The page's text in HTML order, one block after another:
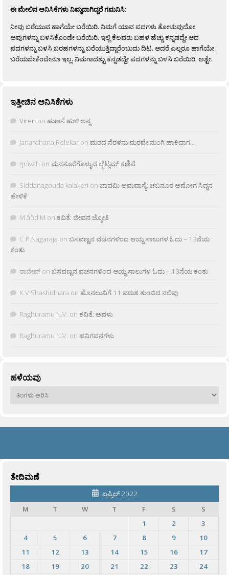
ಈ ಮೇಲಿನ ಅನಿಸಿಕೆಗಳು ನಿಮ್ಮದಾಗಿದ್ದರೆ ಗಮನಿಸಿ:
ನೀವು ಬರೆಯುವ ಹಾಗೆಯೇ ಬರೆಯಿರಿ. ನಿಮಗೆ ಯಾವ ಪದಗಳು ತೋಚುವುದೋ
ಅವುಗಳನ್ನು ಬಳಸಿಕೊಂಡೇ ಬರೆಯಿರಿ. ಇಲ್ಲಿ ಕೆಲವರು ಬಹಳ ಹೆಚ್ಚು ಕನ್ನಡದ್ದೇ ಆದ
ಪದಗಳನ್ನು ಬಳಸಿ ಬರಹಗಳನ್ನು ಬರೆಯುತ್ತಿದ್ದಾರೆಂಬುದು ದಿಟ. ಆದರೆ ಎಲ್ಲರೂ ಹಾಗೆಯೇ
ಬರೆಯಬೇಕೆಂದೇನೂ ಇಲ್ಲ. ನಿಮಗಾದಶ್ಟು ಕನ್ನಡದ್ದೇ ಪದಗಳನ್ನು ಬಳಸಿ ಬರೆಯಿರಿ, ಅಶ್ಟೇ.
ಇತ್ತೀಚಿನ ಅನಿಸಿಕೆಗಳು
Viren on ಹುಣಸೆ ಹುಳಿ ಅನ್ನ
Janardhana Relekar on ಮರದ ನೆರಳನು ಮರವೇ ನುಂಗಿ ಹಾಕಿದಾಗ…
rjnivah on ಮನಸೂರೆಗೊಳ್ಳುವ ಲೈಟ್ಲಮ್ ಕಣಿವೆ
Siddanagouda kalakeri on ಬಾದಮಿ ಅಮವಾಸ್ಯೆ: ಚಬನೂರ ಅಮೋಗ ಸಿದ್ದನ
ಹೇಳಿಕೆ
M âñd M on ಕವಿತೆ: ಜೀವನ ಜ್ಯೋತಿ
C.P.Nagaraja on ಬಸವಣ್ಣನ ವಚನಗಳಿಂದ ಆಯ್ದ ಸಾಲುಗಳ ಓದು – 13ನೆಯ
ಕಂತು
ರಾಜೀವ್ on ಬಸವಣ್ಣನ ವಚನಗಳಿಂದ ಆಯ್ದ ಸಾಲುಗಳ ಓದು – 13ನೆಯ ಕಂತು
K.V Shashidhara on ಹೊನಲುವಿಗೆ 11 ವರುಶ ತುಂಬಿದ ನಲಿವು
Raghuramu N.V. on ಕವಿತೆ: ಅವಳು
Raghuramu N.V. on ಹನಿಗವನಗಳು
ಹಳೆಯವು
ಹಳೆಯವು
ತೇದಿಮಣೆ
ಏಪ್ರಿಲ್ 2022
M
T W T F S
S
1
2
3
4
5 6 7 8 9
10
11
12 13 14 15 16
17
18
19 20 21 22 23
24